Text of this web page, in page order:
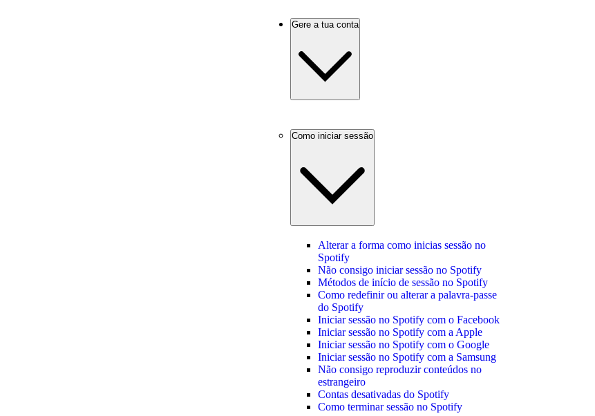
Gere a tua conta
Como iniciar sessão
Alterar a forma como inicias sessão no
Spotify
Não consigo iniciar sessão no Spotify
Métodos de início de sessão no Spotify
Como redefinir ou alterar a palavra-passe
do Spotify
Iniciar sessão no Spotify com o Facebook
Iniciar sessão no Spotify com a Apple
Iniciar sessão no Spotify com o Google
Iniciar sessão no Spotify com a Samsung
Não consigo reproduzir conteúdos no
estrangeiro
Contas desativadas do Spotify
Como terminar sessão no Spotify